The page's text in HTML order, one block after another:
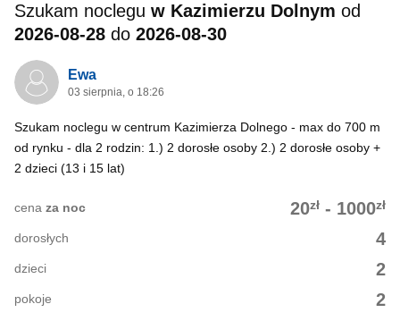
Szukam noclegu w Kazimierzu Dolnym od
2026-08-28 do 2026-08-30
Ewa
03 sierpnia, o 18:26
Szukam noclegu w centrum Kazimierza Dolnego - max do 700 m
od rynku - dla 2 rodzin: 1.) 2 dorosłe osoby 2.) 2 dorosłe osoby +
2 dzieci (13 i 15 lat)
20zł - 1000zł
cena za noc
4
dorosłych
2
dzieci
2
pokoje